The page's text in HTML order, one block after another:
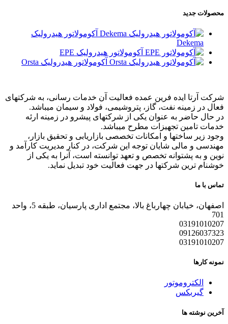
محصولات جدید
آکومولاتور هیدرولیک
Dekema
آکومولاتور هیدرولیک EPE
آکومولاتور هیدرولیک Orsta
شرکت آرتا ایده فرین عمده فعالیت آن خدمات رسانی، به شرکتهای
فعال در زمینه نفت، گاز، پتروشیمی، فولاد و سیمان میباشد.
در حال حاضر به عنوان یکی از شرکتهای پیشرو در زمینه ارئه
خدمات تامین تجهیزات مطرح میباشد.
وجود زیر ساختها و امکانات تخصصی بازاریابی و تحقیق بازار،
مهندسی و مالی شایان توجه این شرکت، در کنار مدیریت کارآمد و
نوین و به پشتوانه تخصص و تعهد توانسته است، آنرا به یکی از
خوشنام ترین شرکتها در جهت فعالیت خود تبدیل نماید.
تماس با ما
اصفهان، خیابان چهارباغ بالا، مجتمع اداری پارسیان، طبقه 5، واحد
701
03191010207
09126037323
03191010207
نمونه کارها
الکتروموتور
گیربکس
آخرین نوشته ها